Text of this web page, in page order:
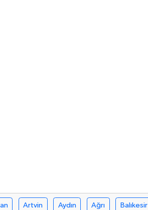
Artvin Aydın Ağrı Balıkesir